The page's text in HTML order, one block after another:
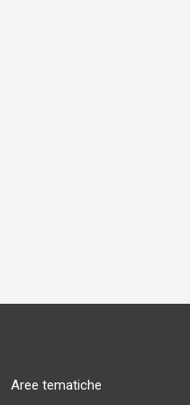
Aree tematiche